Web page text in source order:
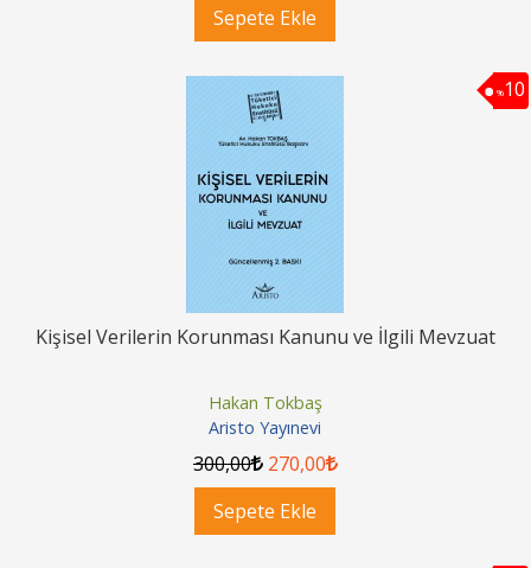
Sepete Ekle
%10
Kişisel Verilerin Korunması Kanunu ve İlgili Mevzuat
Hakan Tokbaş
Aristo Yayınevi
300,00 270,00
Sepete Ekle